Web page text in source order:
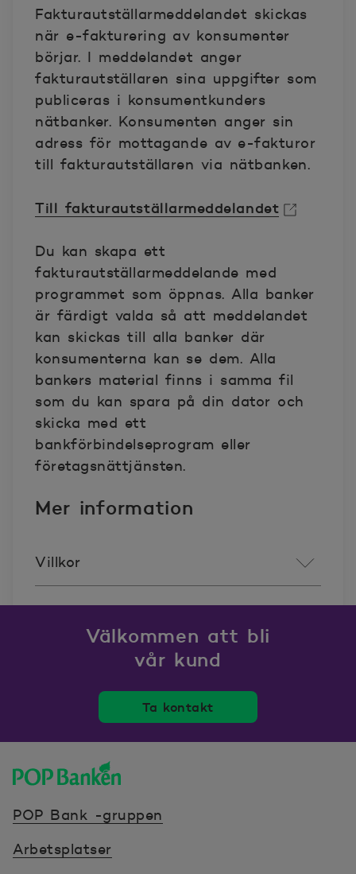
Fakturautställarmeddelandet skickas
när e-fakturering av konsumenter
börjar. I meddelandet anger
fakturautställaren sina uppgifter som
publiceras i konsumentkunders
nätbanker. Konsumenten anger sin
adress för mottagande av e-fakturor
till fakturautställaren via nätbanken.
Till fakturautställarmeddelandet
Du kan skapa ett
fakturautställarmeddelande med
programmet som öppnas. Alla banker
är färdigt valda så att meddelandet
kan skickas till alla banker där
konsumenterna kan se dem. Alla
bankers material finns i samma fil
som du kan spara på din dator och
skicka med ett
bankförbindelseprogram eller
företagsnättjänsten.
Mer information
Villkor
Välkommen att bli
vår kund
Ta kontakt
POP Bank -gruppen
Arbetsplatser